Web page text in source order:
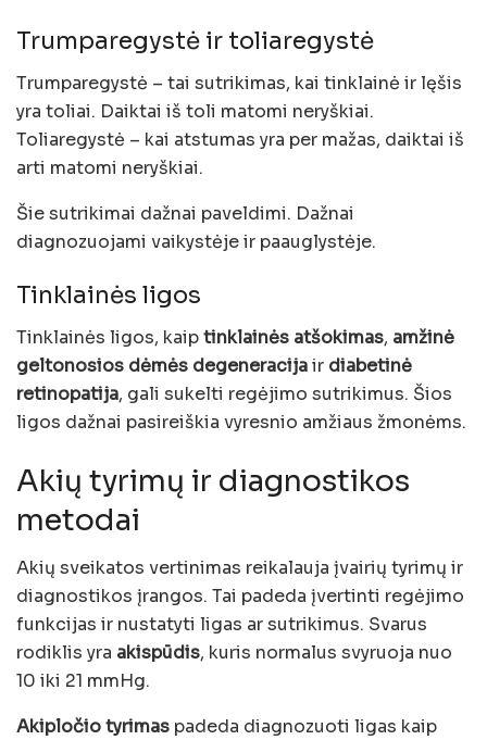
Trumparegystė ir toliaregystė
Trumparegystė – tai sutrikimas, kai tinklainė ir lęšis
yra toliai. Daiktai iš toli matomi neryškiai.
Toliaregystė – kai atstumas yra per mažas, daiktai iš
arti matomi neryškiai.
Šie sutrikimai dažnai paveldimi. Dažnai
diagnozuojami vaikystėje ir paauglystėje.
Tinklainės ligos
Tinklainės ligos, kaiptinklainės atšokimas, amžinė
geltonosios dėmės degeneracijair diabetinė
retinopatija, gali sukelti regėjimo sutrikimus. Šios
ligos dažnai pasireiškia vyresnio amžiaus žmonėms.
Akių tyrimų ir diagnostikos
metodai
Akių sveikatos vertinimas reikalauja įvairių tyrimų ir
diagnostikos įrangos. Tai padeda įvertinti regėjimo
funkcijas ir nustatyti ligas ar sutrikimus. Svarus
rodiklis yra akispūdis, kuris normalus svyruoja nuo
10 iki 21 mmHg.
Akipločio tyrimas padeda diagnozuoti ligas kaip